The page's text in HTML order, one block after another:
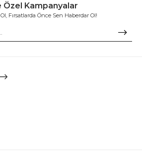
Özel Kampanyalar
Fırsatlarda Önce Sen Haberdar Ol!